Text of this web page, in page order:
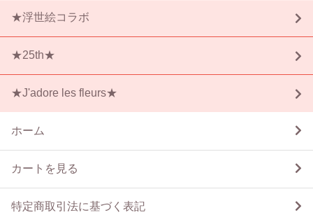
★浮世絵コラボ
★25th★
★J'adore les fleurs★
ホーム
カートを見る
特定商取引法に基づく表記